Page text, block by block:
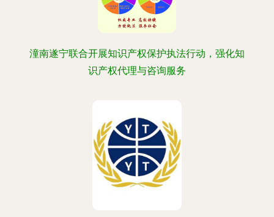
潼南遂宁联合开展知识产权保护执法行动，强化知
识产权代理与咨询服务